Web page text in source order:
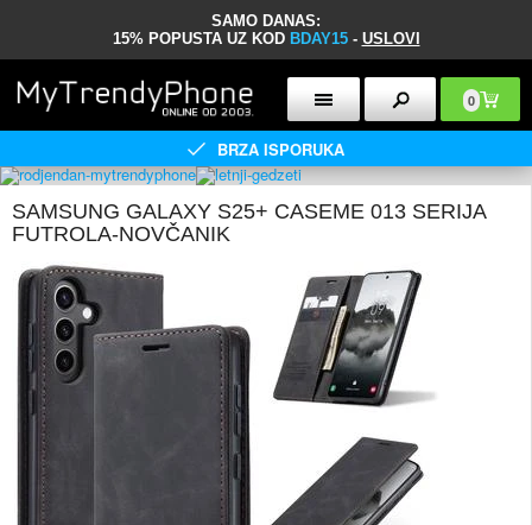
SAMO DANAS:
15% POPUSTA UZ KOD BDAY15 - USLOVI
0
BRZA ISPORUKA
SAMSUNG GALAXY S25+ CASEME 013 SERIJA
FUTROLA-NOVČANIK